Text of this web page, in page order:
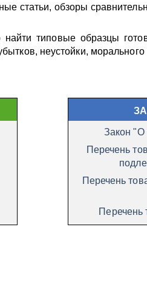
статьи, обзоры
типовые образцы
неустойки, морального
Закон "О
Перечень
Перечень
Перечень